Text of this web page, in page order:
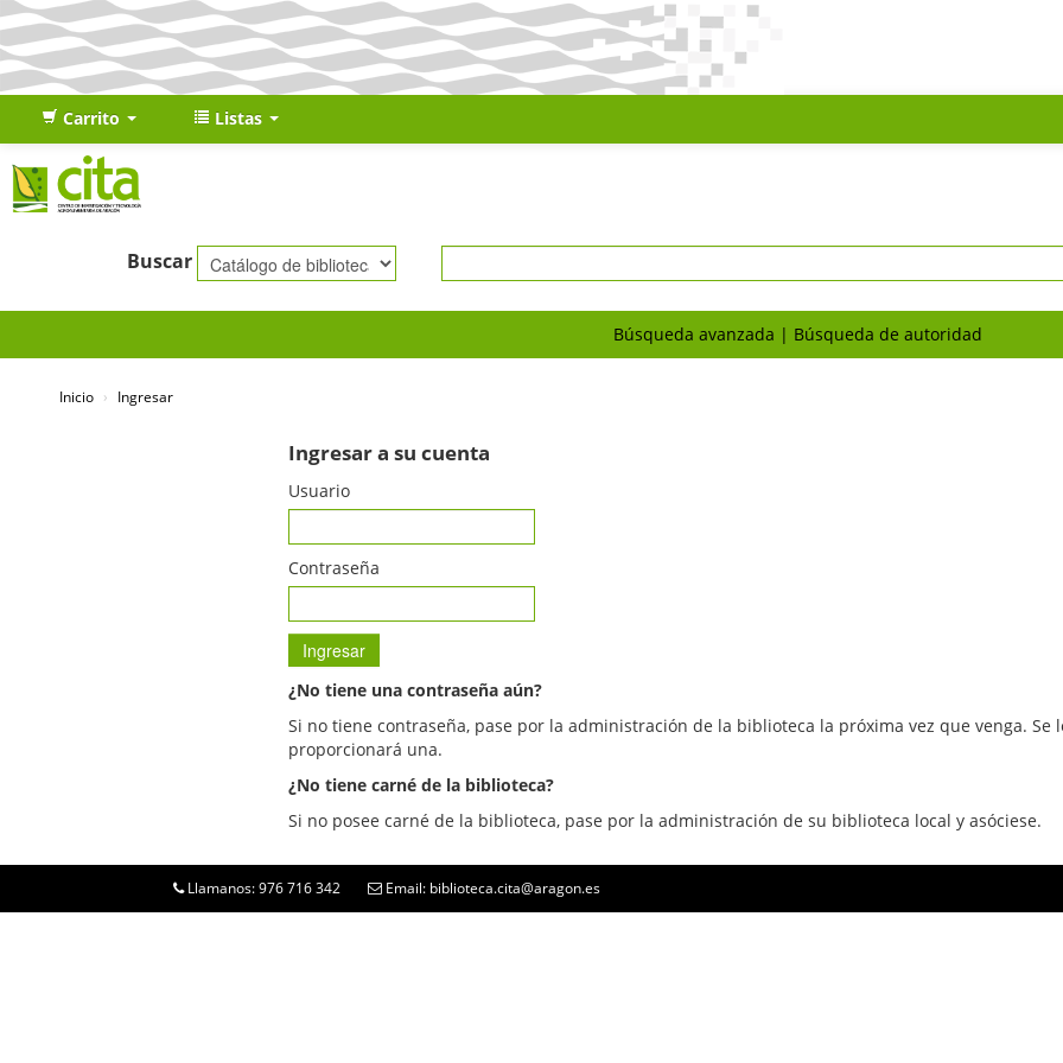
Carrito Listas
Buscar
Búsqueda avanzada Búsqueda de autoridad
Inicio › Ingresar
Ingresar a su cuenta
Usuario
Contraseña
¿No tiene una contraseña aún?
Si no tiene contraseña, pase por la administración de la biblioteca la próxima vez que venga. Se
proporcionará una.
¿No tiene carné de la biblioteca?
Si no posee carné de la biblioteca, pase por la administración de su biblioteca local y asóciese.
Llamanos: 976 716 342 Email: biblioteca.cita@aragon.es